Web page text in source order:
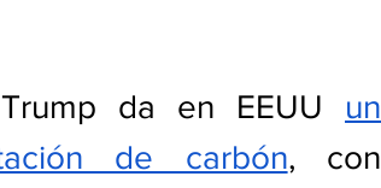
da en EEUU un
de carbón, con